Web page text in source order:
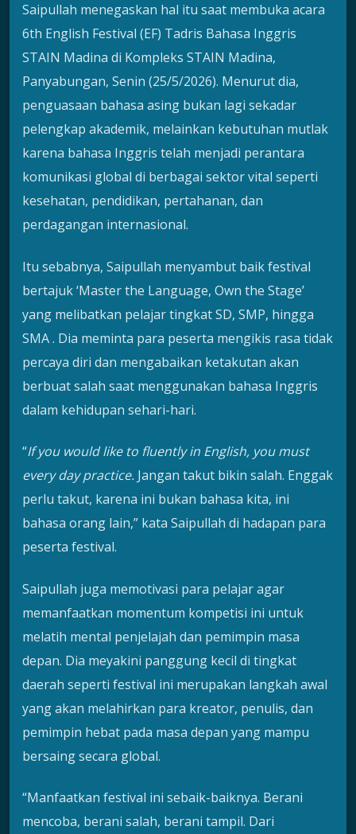
Saipullah menegaskan hal itu saat membuka acara
6th English Festival (EF) Tadris Bahasa Inggris
STAIN Madina di Kompleks STAIN Madina,
Panyabungan, Senin (25/5/2026). Menurut dia,
penguasaan bahasa asing bukan lagi sekadar
pelengkap akademik, melainkan kebutuhan mutlak
karena bahasa Inggris telah menjadi perantara
komunikasi global di berbagai sektor vital seperti
kesehatan, pendidikan, pertahanan, dan
perdagangan internasional.
Itu sebabnya, Saipullah menyambut baik festival
bertajuk ‘Master the Language, Own the Stage’
yang melibatkan pelajar tingkat SD, SMP, hingga
SMA . Dia meminta para peserta mengikis rasa tidak
percaya diri dan mengabaikan ketakutan akan
berbuat salah saat menggunakan bahasa Inggris
dalam kehidupan sehari-hari.
“If you would like to fluently in English, you must
every day practice. Jangan takut bikin salah. Enggak
perlu takut, karena ini bukan bahasa kita, ini
bahasa orang lain,” kata Saipullah di hadapan para
peserta festival.
Saipullah juga memotivasi para pelajar agar
memanfaatkan momentum kompetisi ini untuk
melatih mental penjelajah dan pemimpin masa
depan. Dia meyakini panggung kecil di tingkat
daerah seperti festival ini merupakan langkah awal
yang akan melahirkan para kreator, penulis, dan
pemimpin hebat pada masa depan yang mampu
bersaing secara global.
“Manfaatkan festival ini sebaik-baiknya. Berani
mencoba, berani salah, berani tampil. Dari